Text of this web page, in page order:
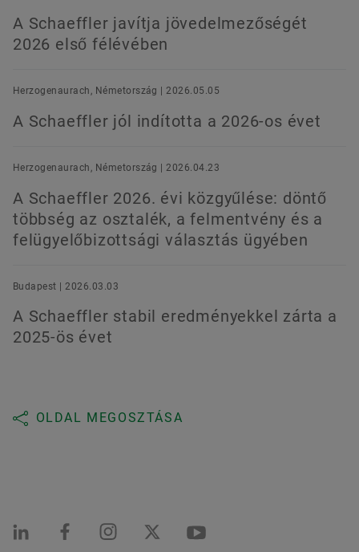
A Schaeffler javítja jövedelmezőségét
2026 első félévében
Herzogenaurach, Németország | 2026.05.05
A Schaeffler jól indította a 2026-os évet
Herzogenaurach, Németország | 2026.04.23
A Schaeffler 2026. évi közgyűlése: döntő
többség az osztalék, a felmentvény és a
felügyelőbizottsági választás ügyében
Budapest | 2026.03.03
A Schaeffler stabil eredményekkel zárta a
2025-ös évet
OLDAL MEGOSZTÁSA